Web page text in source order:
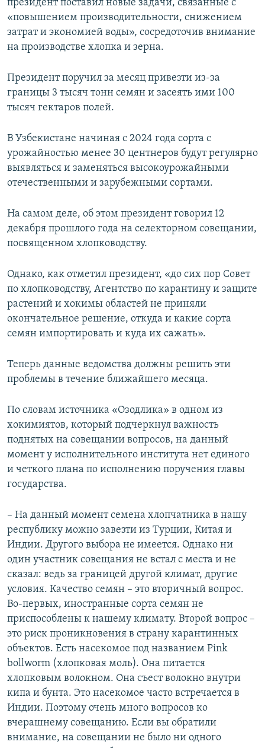
президент поставил новые задачи, связанные с
«повышением производительности, снижением
затрат и экономией воды», сосредоточив внимание
на производстве хлопка и зерна.
Президент поручил за месяц привезти из-за
границы 3 тысяч тонн семян и засеять ими 100
тысяч гектаров полей.
В Узбекистане начиная с 2024 года сорта с
урожайностью менее 30 центнеров будут регулярно
выявляться и заменяться высокоурожайными
отечественными и зарубежными сортами.
На самом деле, об этом президент говорил 12
декабря прошлого года на селекторном совещании,
посвященном хлопководству.
Однако, как отметил президент, «до сих пор Совет
по хлопководству, Агентство по карантину и защите
растений и хокимы областей не приняли
окончательное решение, откуда и какие сорта
семян импортировать и куда их сажать».
Теперь данные ведомства должны решить эти
проблемы в течение ближайшего месяца.
По словам источника «Озодлика» в одном из
хокимиятов, который подчеркнул важность
поднятых на совещании вопросов, на данный
момент у исполнительного института нет единого
и четкого плана по исполнению поручения главы
государства.
– На данный момент семена хлопчатника в нашу
республику можно завезти из Турции, Китая и
Индии. Другого выбора не имеется. Однако ни
один участник совещания не встал с места и не
сказал: ведь за границей другой климат, другие
условия. Качество семян – это вторичный вопрос.
Во-первых, иностранные сорта семян не
приспособлены к нашему климату. Второй вопрос –
это риск проникновения в страну карантинных
объектов. Есть насекомое под названием Pink
bollworm (хлопковая моль). Она питается
хлопковым волокном. Она съест волокно внутри
кипа и бунта. Это насекомое часто встречается в
Индии. Поэтому очень много вопросов ко
вчерашнему совещанию. Если вы обратили
внимание, на совещании не было ни одного